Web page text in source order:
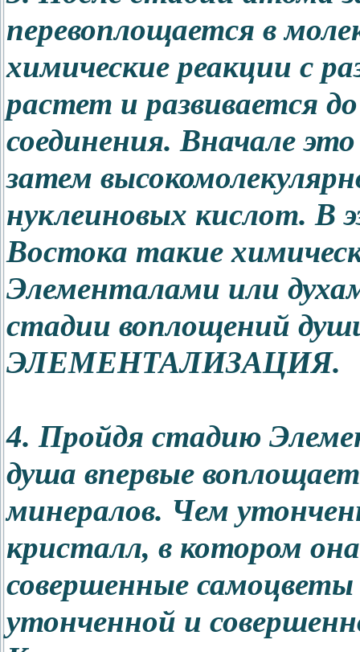
перевоплощается в
химические реакции с
растет и развивается
соединения. Вначале
затем
нуклеиновых кислот. В
Востока такие
Элементалами или
стадии воплощений
ЭЛЕМЕНТАЛИЗАЦИЯ.
4. Пройдя стадию
душа впервые
минералов. Чем
кристалл, в котором
совершенные
утонченной и